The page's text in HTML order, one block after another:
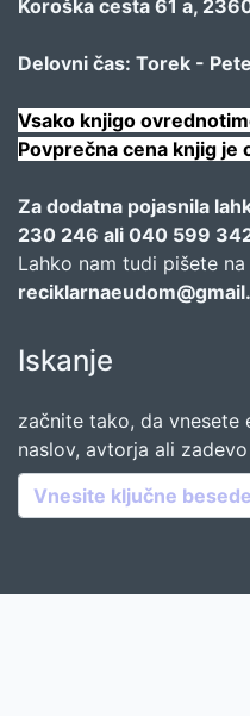
Koroška cesta 61 a,
Delovni čas: Torek -
Vsako knjigo
Povprečna cena knjig je
Za dodatna pojasnila
230 246 ali 040 599
Lahko nam tudi pišete na
Iskanje
začnite tako, da vnesete
naslov, avtorja ali zadevo